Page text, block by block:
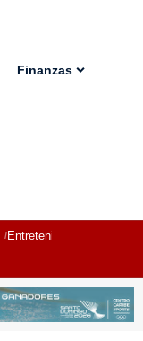
Finanzas
Entretenimiento